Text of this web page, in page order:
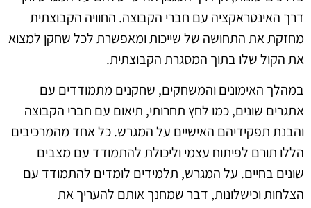
דרך האינטראקציה עם חברי הקבוצה. החוויה הקבוצתית
מחזקת את התחושה של שייכות ומאפשרת לכל שחקן למצוא
את הקול שלו בתוך המסגרת הקבוצתית.
במהלך האימונים והמשחקים, שחקנים מתמודדים עם
אתגרים שונים, כמו לחץ תחרותי, תיאום עם חברי הקבוצה
והבנת תפקידיהם האישיים על המגרש. כל אחד מהמרכיבים
הללו תורם לפיתוח עצמי וליכולת להתמודד עם מצבים
שונים בחיים. על המגרש, תלמידים לומדים להתמודד עם
הצלחות וכישלונות, דבר שמחנך אותם להעריך את